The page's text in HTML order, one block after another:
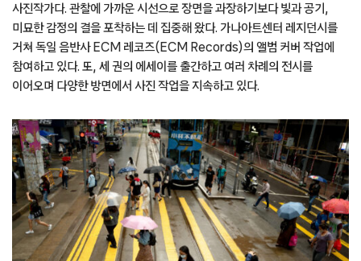
사진작가다. 관찰에 가까운 시선으로 장면을 과장하기보다 빛과 공기,
미묘한 감정의 결을 포착하는 데 집중해 왔다. 가나아트센터 레지던시를
거쳐 독일 음반사 ECM 레코즈(ECM Records)의 앨범 커버 작업에
참여하고 있다. 또, 세 권의 에세이를 출간하고 여러 차례의 전시를
이어오며 다양한 방면에서 사진 작업을 지속하고 있다.